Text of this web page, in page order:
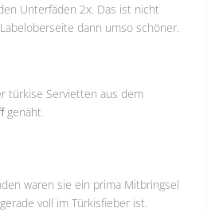
Unterfäden 2x. Das ist nicht
dann umso schöner.
türkise Servietten aus dem
genäht.
waren sie ein prima Mitbringsel
voll im Türkisfieber ist.